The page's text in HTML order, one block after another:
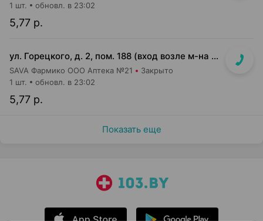
5,77 р.
1 шт. обновл. в 23:02
ул. Горецкого, д. 2, пом. 188 (вход возле м-на Миля и Банка РРБ)
SAVA Фармико ООО Аптека №21 Закрыто
5,77 р.
1 шт. обновл. в 23:02
Показать еще